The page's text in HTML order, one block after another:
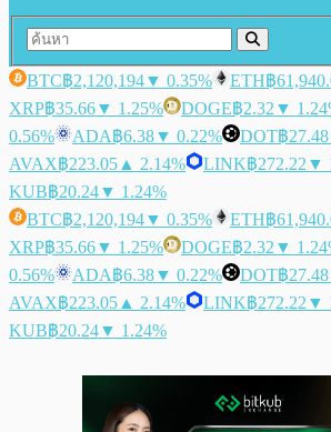
BTC฿2,120,194▼ 0.35% ETH฿
XRP฿35.66▼ 1.25% DOGE฿2.32 ▼
0.56%
ADA฿6.38▼ 0.22% DOT฿27.48
AVAX฿223.05 ▲ 2.14% LINK฿272.22 ▼
KUB฿20.24▼ 1.24%
BTC฿2,120,194▼ 0.35% ETH฿
XRP฿35.66▼ 1.25% DOGE฿2.32 ▼
0.56%
ADA฿6.38▼ 0.22% DOT฿27.48
AVAX฿223.05 ▲ 2.14% LINK฿272.22 ▼
KUB฿20.24▼ 1.24%